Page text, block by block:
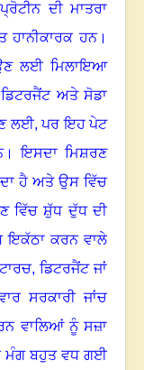
ਦੀ ਮਾਤਰਾ
ਹਨ।
ਲਈ ਮਿਲਾਇਆ
ਅਤੇ ਸੋਡਾ
ਲਈ, ਪਰ ਇਹ ਪੇਟ
।ਇਸਦਾ ਮਿਸ਼ਰਣ
ਹੈ ਅਤੇ ਉਸ ਵਿੱਚ
ਵਿੱਚ ਸ਼ੁੱਧ ਦੁੱਧ ਦੀ
ਇਕੱਠਾ ਕਰਨ ਵਾਲੇ
ਡਿਟਰਜੈਂਟ ਜਾਂ
ਸਰਕਾਰੀ ਜਾਂਚ
ਵਾਲਿਆਂ ਨੂੰ ਸਜ਼ਾ
ਮੰਗ ਬਹੁਤ ਵਧ ਗਈ